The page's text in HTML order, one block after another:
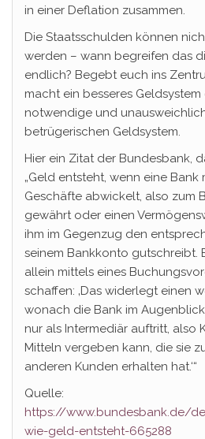
in einer Deflation zusammen.
Die Staatsschulden können
werden – wann begreifen das
endlich? Begebt euch ins
macht ein besseres
notwendige und
betrügerischen Geldsystem.
Hier ein Zitat der Bundesbank,
„Geld entsteht, wenn eine Bank
Geschäfte abwickelt, also zum
gewährt oder einen
ihm im Gegenzug den
seinem Bankkonto gutschreibt.
allein mittels eines
schaffen: ‚Das widerlegt einen
wonach die Bank im
nur als Intermediär auftritt, also
Mitteln vergeben kann, die sie
anderen Kunden erhalten hat.‘“
Quelle:
https://www.bundesbank.de/
wie-geld-entsteht-665288